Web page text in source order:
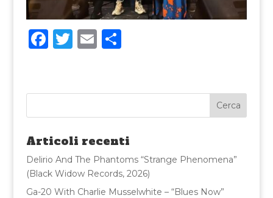
F
e
b
o
o
k
T
te
r
E
l
C
di
vi
di
Articoli recenti
Delirio And The Phantoms “Strange Phenomena”
(Black Widow Records, 2026)
Ga-20 With Charlie Musselwhite – “Blues Now”